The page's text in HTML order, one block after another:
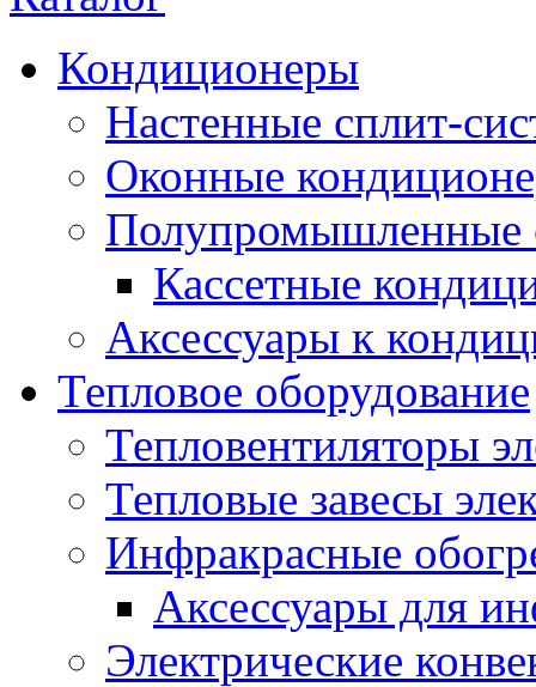
Кондиционеры
Настенные сплит-
Оконные
Полупромышленные
Кассетные
Аксессуары к
Тепловое оборудование
Тепловентиляторы
Тепловые завесы
Инфракрасные
Аксессуары для
Электрические